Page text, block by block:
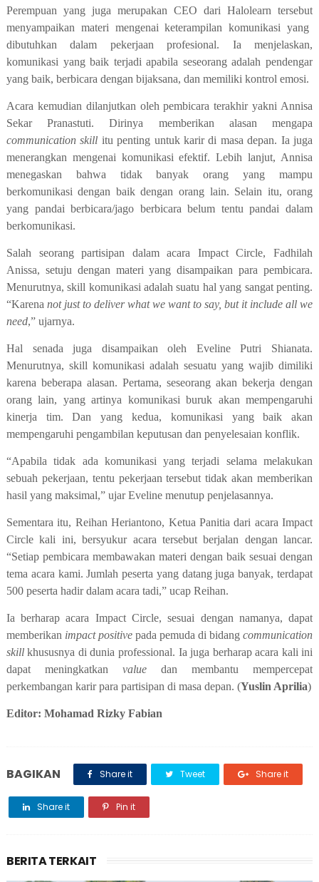
Perempuan yang juga merupakan CEO dari Halolearn tersebut
menyampaikan materi mengenai keterampilan komunikasi yang
dibutuhkan dalam pekerjaan profesional. Ia menjelaskan,
komunikasi yang baik terjadi apabila seseorang adalah pendengar
yang baik, berbicara dengan bijaksana, dan memiliki kontrol emosi.
Acara kemudian dilanjutkan oleh pembicara terakhir yakni Annisa
Sekar Pranastuti. Dirinya memberikan alasan mengapa
communication skill itu penting untuk karir di masa depan. Ia juga
menerangkan mengenai komunikasi efektif. Lebih lanjut, Annisa
menegaskan bahwa tidak banyak orang yang mampu
berkomunikasi dengan baik dengan orang lain. Selain itu, orang
yang pandai berbicara/jago berbicara belum tentu pandai dalam
berkomunikasi.
Salah seorang partisipan dalam acara Impact Circle, Fadhilah
Anissa, setuju dengan materi yang disampaikan para pembicara.
Menurutnya, skill komunikasi adalah suatu hal yang sangat penting.
“Karena not just to deliver what we want to say, but it include all we
need,” ujarnya.
Hal senadajuga disampaikan oleh Eveline Putri Shianata.
Menurutnya, skill komunikasi adalah sesuatu yang wajib dimiliki
karena beberapa alasan. Pertama, seseorang akan bekerja dengan
orang lain, yang artinya komunikasi buruk akan mempengaruhi
kinerja tim. Dan yang kedua, komunikasi yang baik akan
mempengaruhi pengambilan keputusan dan penyelesaian konflik.
“Apabila tidak ada komunikasi yang terjadi selama melakukan
sebuah pekerjaan, tentu pekerjaan tersebut tidak akan memberikan
hasil yang maksimal,” ujar Eveline menutup penjelasannya.
Sementara itu, Reihan Heriantono, Ketua Panitia dari acara Impact
Circlekali ini, bersyukur acara tersebut berjalan dengan lancar.
“Setiap pembicara membawakan materi dengan baik sesuai dengan
tema acara kami. Jumlah peserta yang datang juga banyak, terdapat
500 peserta hadir dalam acara tadi,” ucap Reihan.
Ia berharap acara Impact Circle,sesuai dengan namanya, dapat
memberikan impact positive pada pemuda di bidangcommunication
skillkhususnya di dunia professional. Ia juga berharap acara kali ini
dapat meningkatkan valuedan membantu mempercepat
perkembangan karirpara partisipan di masa depan. (Yuslin Aprilia)
Editor: Mohamad Rizky Fabian
BAGIKAN Share it Tweet Share it
Share it Pin it
BERITA TERKAIT